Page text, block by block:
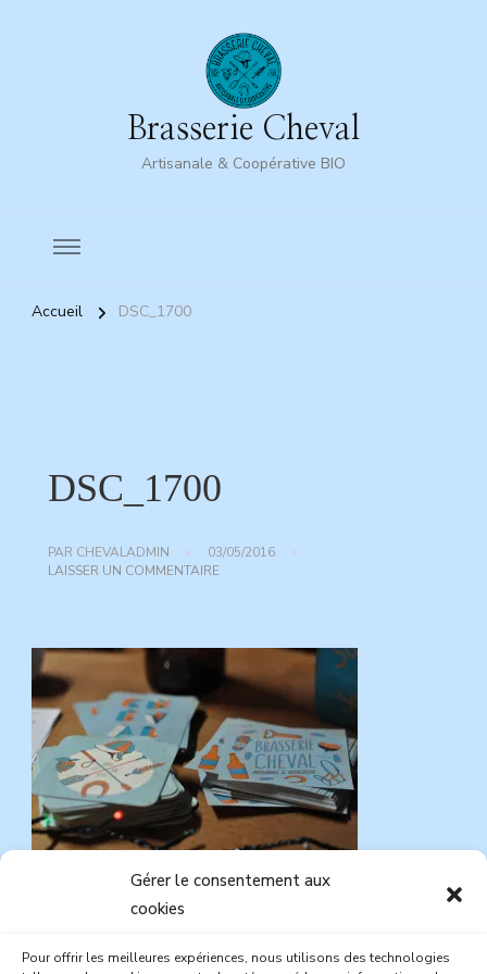
Gérer le consentement aux
cookies
Pour offrir les meilleures expériences, nous utilisons des technologies
Brasserie Cheval
Artisanale & Coopérative BIO
Accueil DSC_1700
DSC_1700
PAR CHEVALADMIN
03/05/2016
LAISSER UN COMMENTAIRESUR